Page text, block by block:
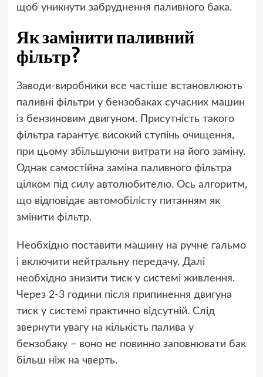
щоб уникнути забруднення паливного бака.
Як замінити паливний
фільтр?
Заводи-виробники все частіше встановлюють
паливні фільтри у бензобаках сучасних машин
із бензиновим двигуном. Присутність такого
фільтра гарантує високий ступінь очищення,
при цьому збільшуючи витрати на його заміну.
Однак самостійна заміна паливного фільтра
цілком під силу автолюбителю. Ось алгоритм,
що відповідає автомобілісту питанням як
змінити фільтр.
Необхідно поставити машину на ручне гальмо
і включити нейтральну передачу. Далі
необхідно знизити тиск у системі живлення.
Через 2-3 години після припинення двигуна
тиск у системі практично відсутній. Слід
звернути увагу на кількість палива у
бензобаку – воно не повинно заповнювати бак
більш ніж на чверть.